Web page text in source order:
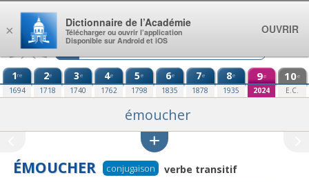
Aller au contenu
1re
1694
2e
1718
3e
1740
4e
1762
5e
1798
6e
1835
7e
1878
8e
1935
9e
2024
10e
E.C.
émoucher
ÉMOUCHER conjugaison verbe transitif
×
Dictionnaire de l’Académie
Télécharger ou ouvrir l’application
Disponible sur Android et iOS
OUVRIR